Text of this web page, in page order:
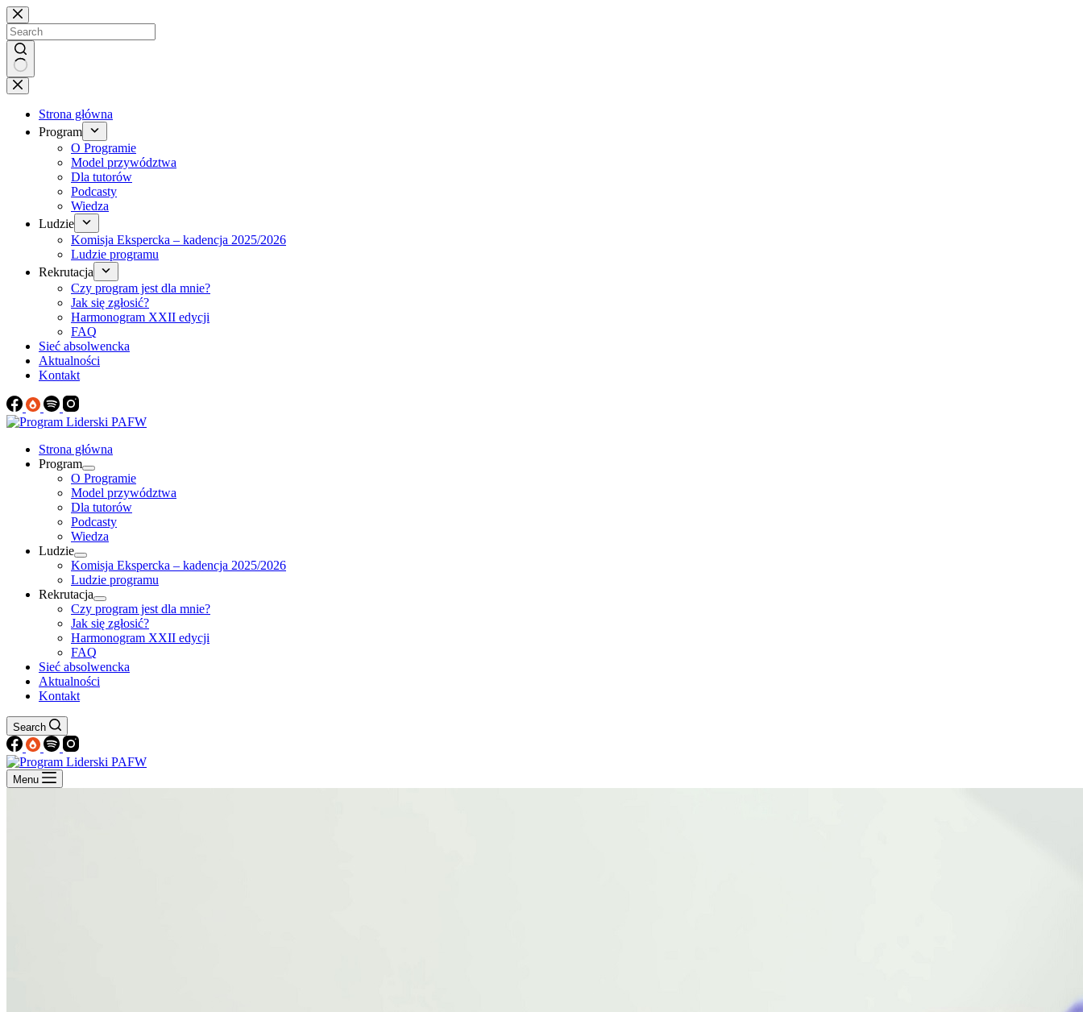
Brak
wyników
Strona główna
Program
O Programie
Model przywództwa
Dla tutorów
Podcasty
Wiedza
Ludzie
Komisja Ekspercka – kadencja 2025/2026
Ludzie programu
Rekrutacja
Czy program jest dla mnie?
Jak się zgłosić?
Harmonogram XXII edycji
FAQ
Sieć absolwencka
Aktualności
Kontakt
Strona główna
Program
O Programie
Model przywództwa
Dla tutorów
Podcasty
Wiedza
Ludzie
Komisja Ekspercka – kadencja 2025/2026
Ludzie programu
Rekrutacja
Czy program jest dla mnie?
Jak się zgłosić?
Harmonogram XXII edycji
FAQ
Sieć absolwencka
Aktualności
Kontakt
Search
Menu